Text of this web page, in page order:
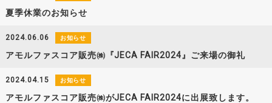
夏季休業のお知らせ
2024.06.06 お知らせ
アモルファスコア販売㈱『JECA FAIR2024』ご来場の御礼
2024.04.15 お知らせ
アモルファスコア販売㈱がJECA FAIR2024に出展致します。